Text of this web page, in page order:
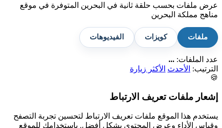
عرض ملفات بحسب حلقة ثانية في البحرين المتوفرة في موقع
مناهج مملكة البحرين
ملفات كويزات الفيديوهات
عدد الملفات: ...
الترتيب:
الأحدث
الأكثر زيارة
🍪
إشعار ملفات تعريف الارتباط
يستخدم هذا الموقع ملفات تعريف الارتباط لتحسين تجربة التصفح
وقياس الأداء وعرض المحتوى بشكل أفضل. باستخدامك للموقع